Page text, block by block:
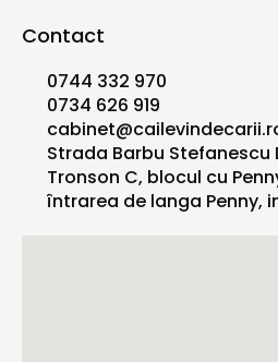
Contact
0744 332 970
0734 626 919
Strada Barbu Stefanescu
Tronson C, blocul cu
întrarea de langa Penny,